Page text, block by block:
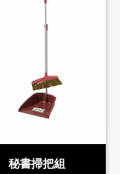
秘書掃把組